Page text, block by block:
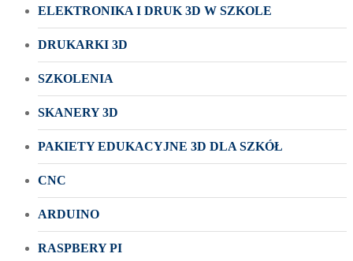
ELEKTRONIKA I DRUK 3D W SZKOLE
DRUKARKI 3D
SZKOLENIA
SKANERY 3D
PAKIETY EDUKACYJNE 3D DLA SZKÓŁ
CNC
ARDUINO
RASPBERY PI